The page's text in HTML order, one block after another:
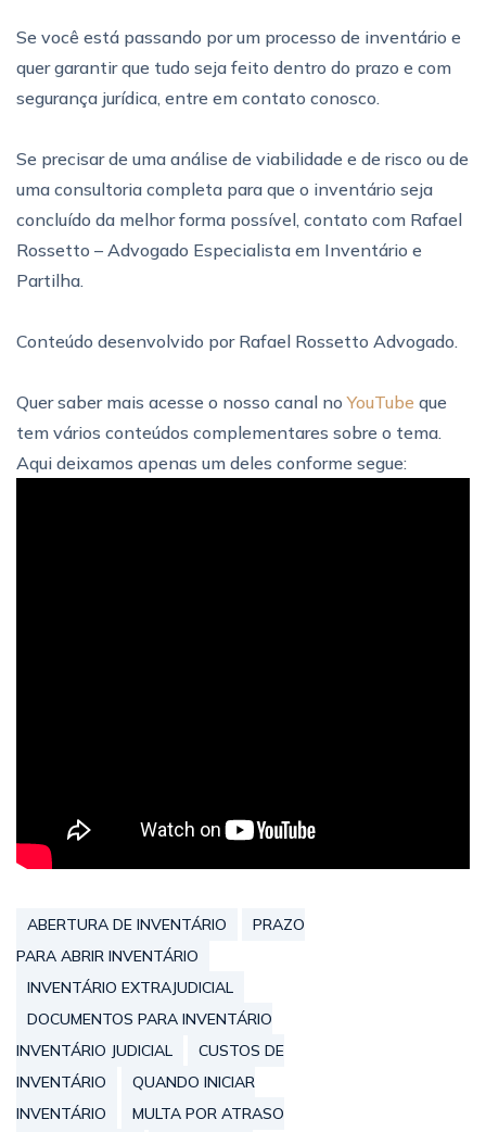
Se você está passando por um processo de inventário e
quer garantir que tudo seja feito dentro do prazo e com
segurança jurídica, entre em contato conosco.
Se precisar de uma análise de viabilidade e de risco ou de
uma consultoria completa para que o inventário seja
concluído da melhor forma possível, contato com Rafael
Rossetto – Advogado Especialista em Inventário e
Partilha.
Conteúdo desenvolvido por Rafael Rossetto Advogado.
Quer saber mais acesse o nosso canal noYouTube que
tem vários conteúdos complementares sobre o tema.
Aqui deixamos apenas um deles conforme segue:
ABERTURA DE INVENTÁRIO
PRAZO
PARA ABRIR INVENTÁRIO
INVENTÁRIO EXTRAJUDICIAL
DOCUMENTOS PARA INVENTÁRIO
INVENTÁRIO JUDICIAL
CUSTOS DE
INVENTÁRIO
QUANDO INICIAR
INVENTÁRIO
MULTA POR ATRASO